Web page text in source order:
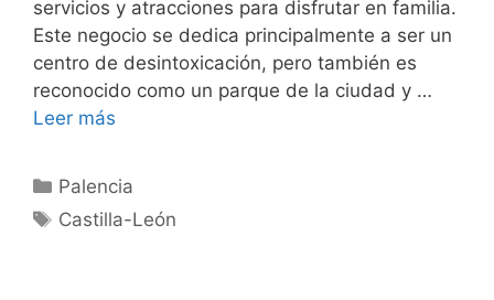
servicios y atracciones para disfrutar en familia.
Este negocio se dedica principalmente a ser un
centro de desintoxicación, pero también es
reconocido como un parque de la ciudad y …
Leer más
Categorías
Palencia
Etiquetas
Castilla-León